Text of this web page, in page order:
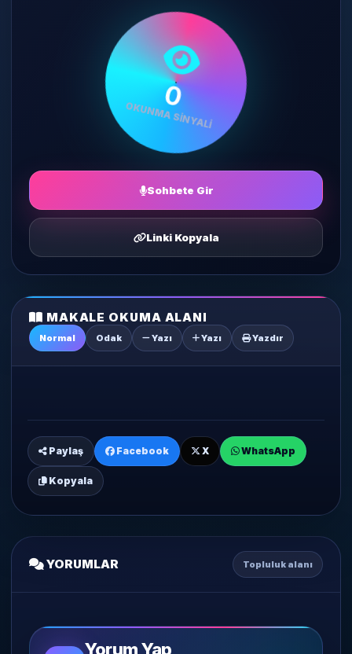
0
OKUNMA SINYALI
Sohbete Gir
Linki Kopyala
MAKALE OKUMA ALANI
Normal Odak Yazı Yazı Yazdır
Paylaş Facebook X WhatsApp
Kopyala
YORUMLAR Topluluk alanı
Yorum Yap